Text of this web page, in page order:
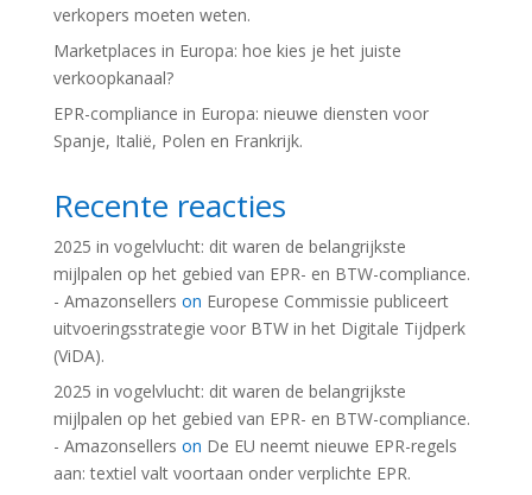
verkopers moeten weten.
Marketplaces in Europa: hoe kies je het juiste
verkoopkanaal?
EPR-compliance in Europa: nieuwe diensten voor
Spanje, Italië, Polen en Frankrijk.
Recente reacties
2025 in vogelvlucht: dit waren de belangrijkste
mijlpalen op het gebied van EPR- en BTW-compliance.
- Amazonsellers on Europese Commissie publiceert
uitvoeringsstrategie voor BTW in het Digitale Tijdperk
(ViDA).
2025 in vogelvlucht: dit waren de belangrijkste
mijlpalen op het gebied van EPR- en BTW-compliance.
- Amazonsellers on De EU neemt nieuwe EPR-regels
aan: textiel valt voortaan onder verplichte EPR.